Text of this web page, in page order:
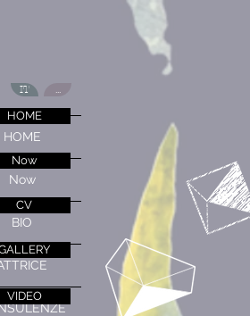
HOME
Now
BIO
IT ...
HOME
Now
CV
VIDEO